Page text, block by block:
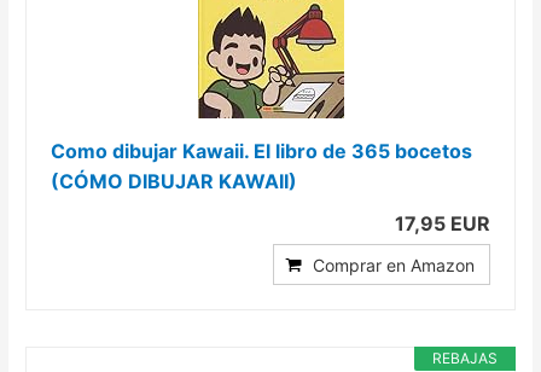
Como dibujar Kawaii. El libro de 365 bocetos
(CÓMO DIBUJAR KAWAII)
17,95 EUR
Comprar en Amazon
REBAJAS